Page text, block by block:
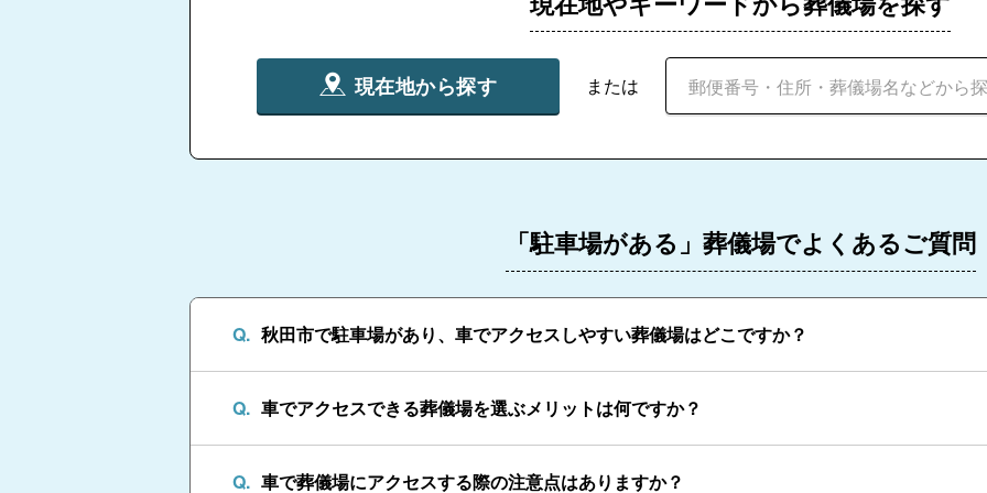
現在地から探す または
「駐車場がある」葬儀場でよくあるご質問
秋田市で駐車場があり、車でアクセスしやすい葬儀場はどこですか？
車でアクセスできる葬儀場を選ぶメリットは何ですか？
車で葬儀場にアクセスする際の注意点はありますか？